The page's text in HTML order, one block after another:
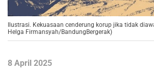
Ilustrasi. Kekuasaan cenderung korup jika tidak
Helga Firmansyah/BandungBergerak)
8 April 2025